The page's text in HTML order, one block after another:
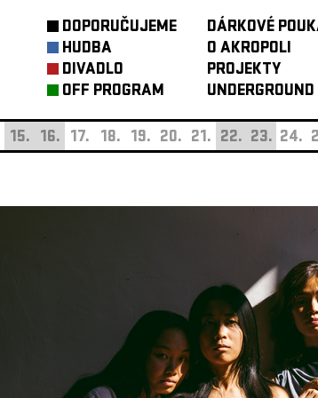
DOPORUČUJEME
HUDBA
DIVADLO
OFF PROGRAM
DÁRKOVÉ
O AKROPOLI
PROJEKTY
UNDERGROUND
15. 16. 17. 18. 19. 20. 21. 22. 23. 24.